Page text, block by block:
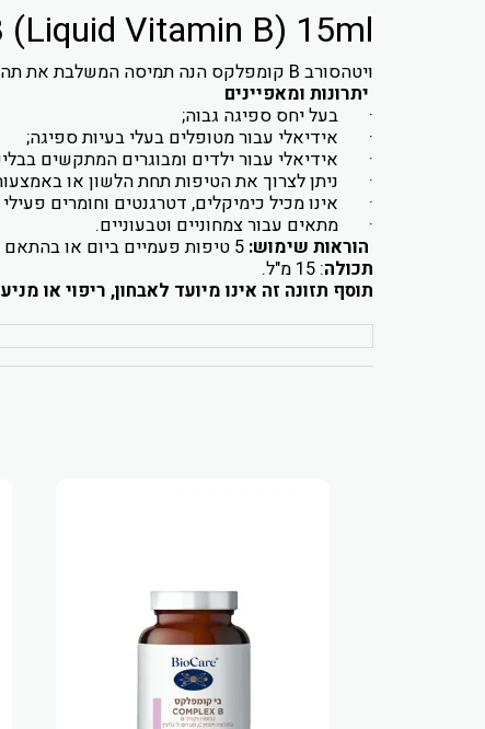
Vitamin B) 15ml
ויטהסורב B קומפלקס הנה תמיסה המשלבת את תהליך הויטהסורב של
יתרונות ומאפיינים
· בעל יחס ספיגה גבוה;
· אידיאלי עבור מטופלים בעלי בעיות ספיגה;
· אידיאלי עבור ילדים ומבוגרים המתקשים
· ניתן לצרוך את הטיפות תחת הלשון או
· אינו מכיל כימיקלים, דטרגנטים וחומרים
· מתאים עבור צמחוניים וטבעוניים.
הוראות שימוש: 5 טיפות פעמיים ביום או
תכולה: 15 מ"ל.
תוסף תזונה זה אינו מיועד לאבחון, ריפוי או